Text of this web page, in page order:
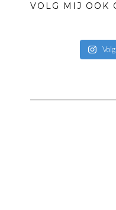
VOLG MIJ OOK